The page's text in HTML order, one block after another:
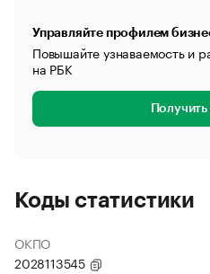
Управляйте профилем
Повышайте узнаваемость и
на РБК
Коды статистики
ОКПО
2028113545